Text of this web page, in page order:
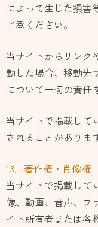
によって生じた損害
了承ください。
当サイトからリンク
動した場合、移動先
について一切の責任
当サイトで掲載して
されることがありま
13．著作権・肖像権
当サイトで掲載して
像、動画、音声、フ
イト所有者または各